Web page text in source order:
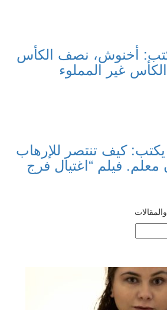
أخنوش، نصف الكأس
غير المملوء
كيف تنتصر للإرهاب
معلم. فيلم “اغتيال فرج